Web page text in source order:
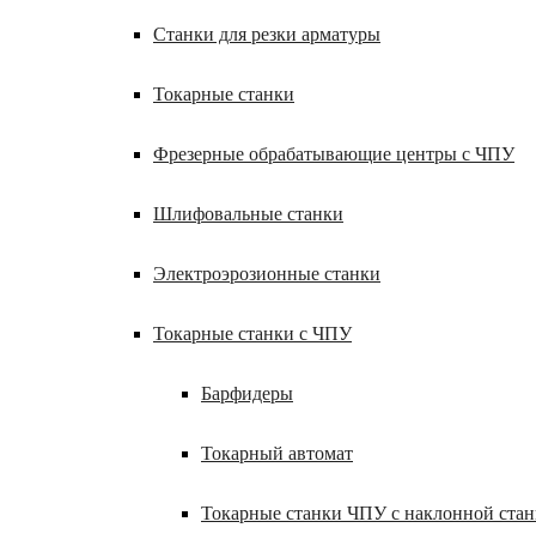
Станки для резки арматуры
Токарные станки
Фрезерные обрабатывающие центры с ЧПУ
Шлифовальные станки
Электроэрозионные станки
Токарные станки с ЧПУ
Барфидеры
Токарный автомат
Токарные станки ЧПУ c наклонной